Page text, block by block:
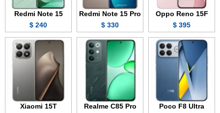
Oppo Reno 15F
395 $
Redmi Note 15 Pro
330 $
Redmi Note 15
240 $
Poco F8 Ultra
Realme C85 Pro
Xiaomi 15T